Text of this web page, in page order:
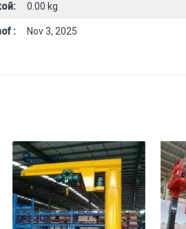
0.00 kg
: Nov 3, 2025